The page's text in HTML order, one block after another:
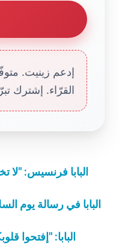
إدعم زينيت.
القرّاء. إشترك
البابا فرنسيس: "لا
البابا في رسالة يوم
البابا: "إفتحوا